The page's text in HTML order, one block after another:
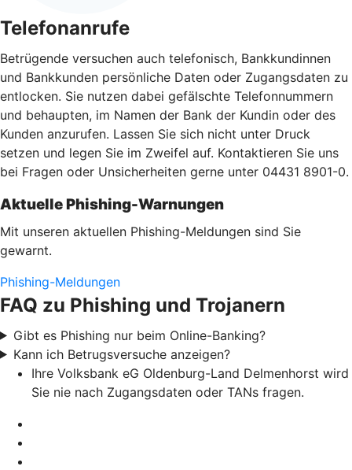
Telefonanrufe
Betrügende versuchen auch telefonisch, Bankkundinnen
und Bankkunden persönliche Daten oder Zugangsdaten zu
entlocken. Sie nutzen dabei gefälschte Telefonnummern
und behaupten, im Namen der Bank der Kundin oder des
Kunden anzurufen. Lassen Sie sich nicht unter Druck
setzen und legen Sie im Zweifel auf. Kontaktieren Sie uns
bei Fragen oder Unsicherheiten gerne unter 04431 8901-0.
Aktuelle Phishing-Warnungen
Mit unseren aktuellen Phishing-Meldungen sind Sie
gewarnt.
Phishing-Meldungen
FAQ zu Phishing und Trojanern
Gibt es Phishing nur beim Online-Banking?
Kann ich Betrugsversuche anzeigen?
Ihre Volksbank eG Oldenburg-Land Delmenhorst wird
Sie nie nach Zugangsdaten oder TANs fragen.